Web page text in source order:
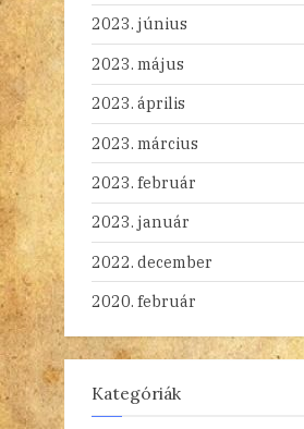
2023. június
2023. május
2023. április
2023. március
2023. február
2023. január
2022. december
2020. február
Kategóriák